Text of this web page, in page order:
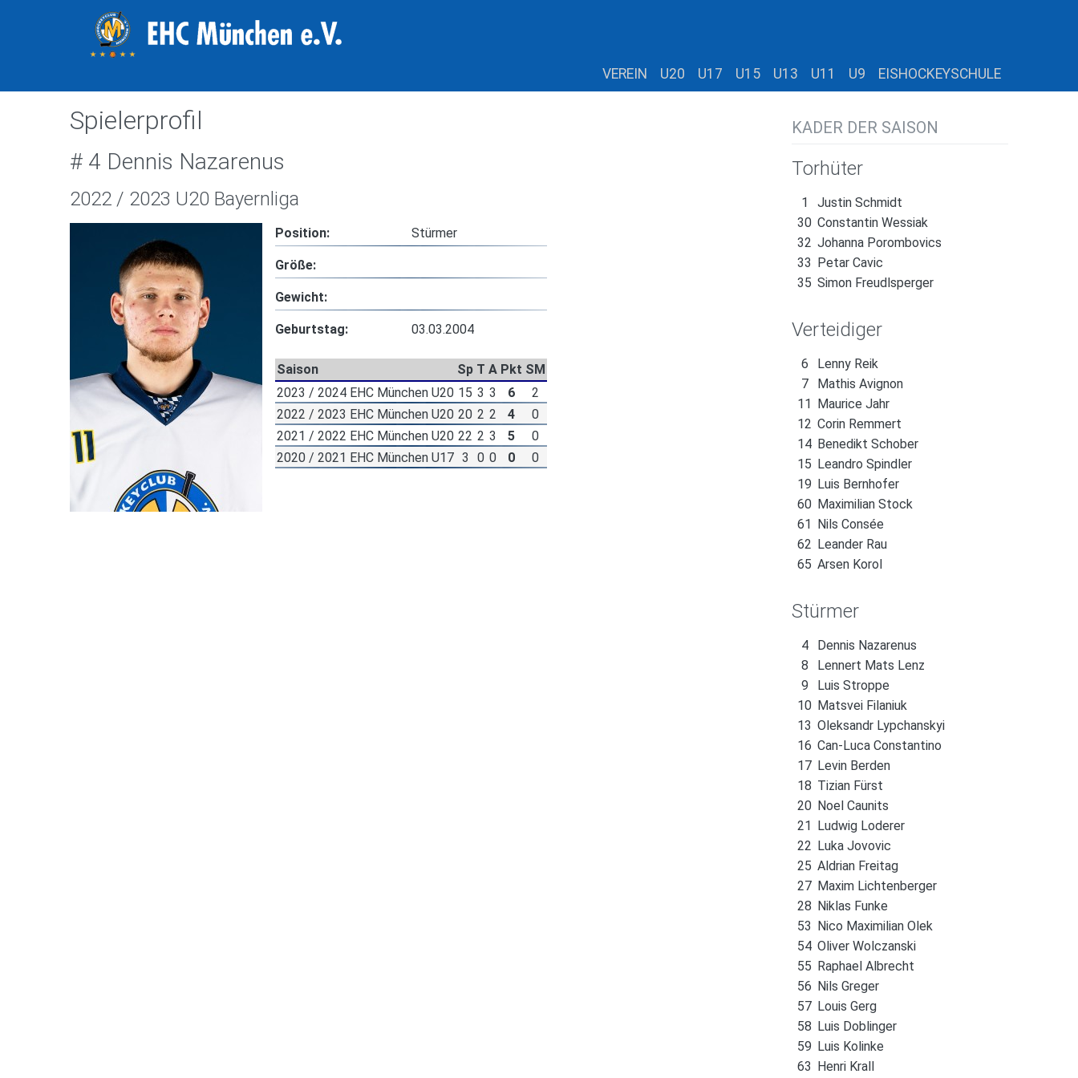
VEREIN U20 U17 U15 U13 U11 U9 EISHOCKEYSCHULE
Spielerprofil
# 4 Dennis Nazarenus
2022 / 2023 U20 Bayernliga
Position: Stürmer
Größe:
Gewicht:
Geburtstag: 03.03.2004
Saison Sp T A Pkt SM
2023 / 2024 EHC München U20 15 3 3 6
2
2022 / 2023 EHC München U20 20 2 2 4
0
2021 / 2022 EHC München U20 22 2 3 5
0
2020 / 2021 EHC München U17 3 0 0 0 0
KADER DER SAISON
Torhüter
1
Justin Schmidt
30 Constantin Wessiak
32 Johanna Porombovics
33 Petar Cavic
35 Simon Freudlsperger
Verteidiger
6
Lenny Reik
7
Mathis Avignon
11 Maurice Jahr
12 Corin Remmert
14 Benedikt Schober
15 Leandro Spindler
19 Luis Bernhofer
60 Maximilian Stock
61 Nils Consée
62 Leander Rau
65 Arsen Korol
Stürmer
4
Dennis Nazarenus
8
Lennert Mats Lenz
9
Luis Stroppe
10 Matsvei Filaniuk
13 Oleksandr Lypchanskyi
16 Can-Luca Constantino
17 Levin Berden
18 Tizian Fürst
20 Noel Caunits
21 Ludwig Loderer
22 Luka Jovovic
25 Aldrian Freitag
27 Maxim Lichtenberger
28 Niklas Funke
53 Nico Maximilian Olek
54 Oliver Wolczanski
55 Raphael Albrecht
56 Nils Greger
57 Louis Gerg
58 Luis Doblinger
59 Luis Kolinke
63 Henri Krall